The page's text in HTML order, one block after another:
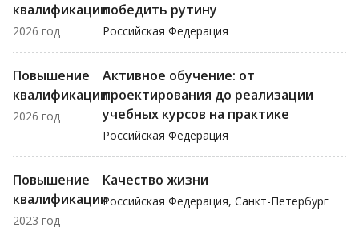
квалификации
2026 год
победить рутину
Российская Федерация
Повышение
квалификации
2026 год
Активное обучение: от
проектирования до реализации
учебных курсов на практике
Российская Федерация
Повышение
квалификации
2023 год
Качество жизни
Российская Федерация, Санкт-Петербург